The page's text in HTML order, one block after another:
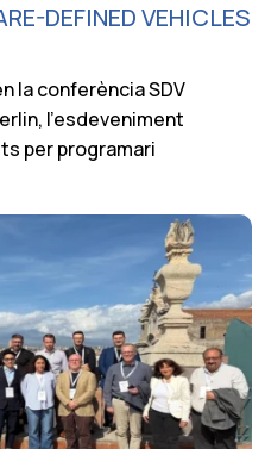
DEFINED VEHICLES
la conferència SDV
l’esdeveniment
per programari